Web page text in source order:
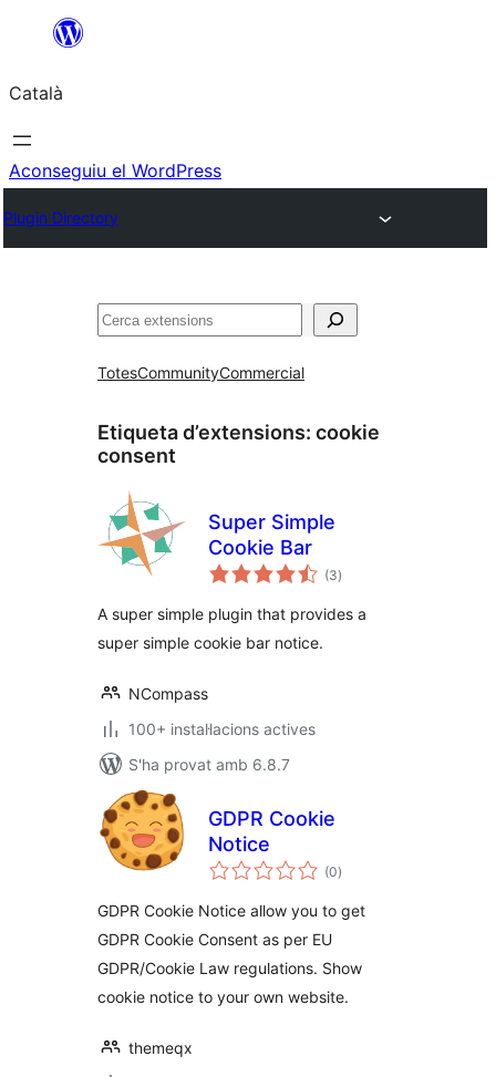
contingut
Català
Aconseguiu el WordPress
Plugin Directory
Cerca
TotesCommunityCommercial
Etiqueta d’extensions: cookie
consent
Super Simple
Cookie Bar
(3puntuacions
totals
)
A super simple plugin that provides a
super simple cookie bar notice.
NCompass
100+ instal·lacions actives
S'ha provat amb 6.8.7
GDPR Cookie
Notice
(0puntuacions
totals
)
GDPR Cookie Notice allow you to get
GDPR Cookie Consent as per EU
GDPR/Cookie Law regulations. Show
cookie notice to your own website.
themeqx